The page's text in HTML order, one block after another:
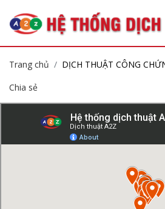
Trang chủ
DỊCH THUẬT CÔNG
Chia sẻ